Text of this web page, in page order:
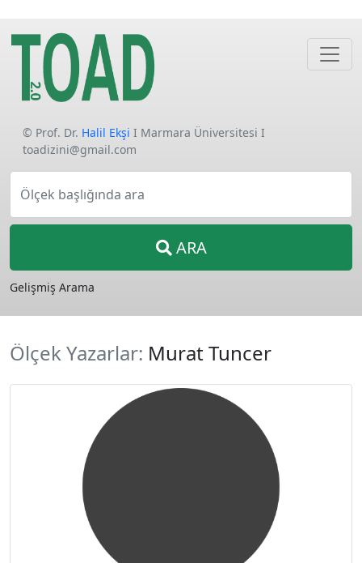
© Prof. Dr. Halil Ekşi I Marmara Üniversitesi I
toadizini@gmail.com
Ölçek başlığında ara
ARA
Gelişmiş Arama
Ölçek Yazarlar: Murat Tuncer